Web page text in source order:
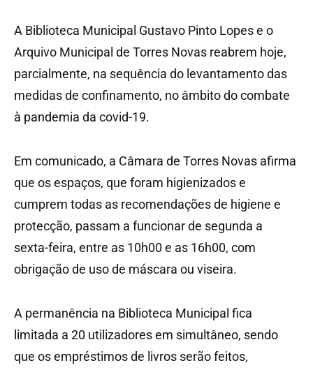
A Biblioteca Municipal Gustavo Pinto Lopes e o
Arquivo Municipal de Torres Novas reabrem hoje,
parcialmente, na sequência do levantamento das
medidas de confinamento, no âmbito do combate
à pandemia da covid-19.
Em comunicado, a Câmara de Torres Novas afirma
que os espaços, que foram higienizados e
cumprem todas as recomendações de higiene e
protecção, passam a funcionar de segunda a
sexta-feira, entre as 10h00 e as 16h00, com
obrigação de uso de máscara ou viseira.
A permanência na Biblioteca Municipal fica
limitada a 20 utilizadores em simultâneo, sendo
que os empréstimos de livros serão feitos,